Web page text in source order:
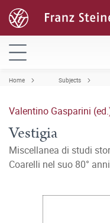
Home Subjects
Valentino Gasparini
Vestigia
Miscellanea di studi
Coarelli nel suo 80°